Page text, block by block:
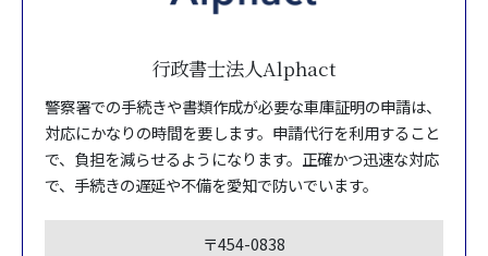
行政書士法人Alphact
警察署での手続きや書類作成が必要な車庫証明の申請は、
対応にかなりの時間を要します。申請代行を利用すること
で、負担を減らせるようになります。正確かつ迅速な対応
で、手続きの遅延や不備を愛知で防いでいます。
〒454-0838